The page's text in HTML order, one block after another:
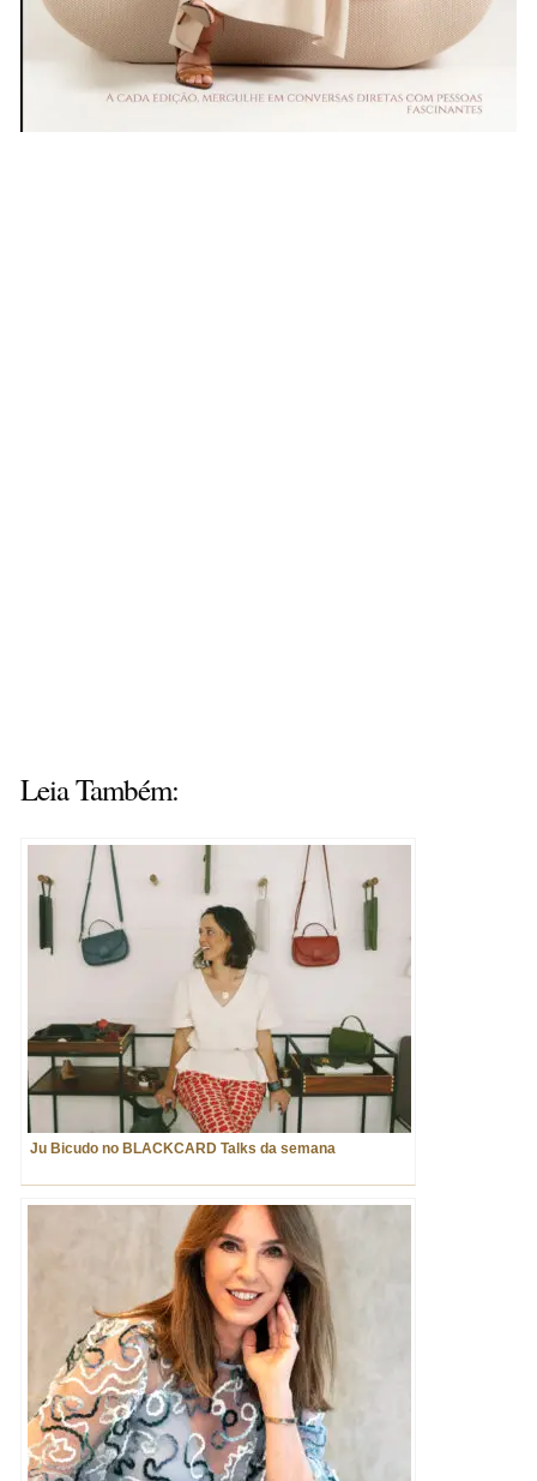
Leia Também:
Ju Bicudo no BLACKCARD Talks da semana